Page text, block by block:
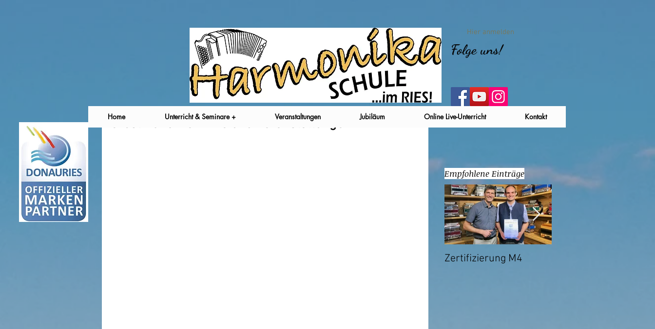
Hier anmelden
Folge uns!
Herbst 2018: Termine und Veranstaltungen
Empfohlene Einträge
Zertifizierung M4
Home Unterricht & Seminare + Veranstaltungen Jubiläum Online Live-Unterricht Kontakt